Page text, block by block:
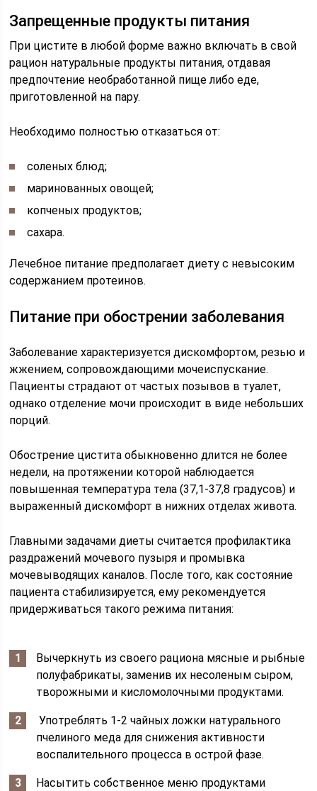
Запрещенные продукты питания
При цистите в любой форме важно включать в свой
рацион натуральные продукты питания, отдавая
предпочтение необработанной пище либо еде,
приготовленной на пару.
Необходимо полностью отказаться от:
соленых блюд;
маринованных овощей;
копченых продуктов;
сахара.
Лечебное питание предполагает диету с невысоким
содержанием протеинов.
Питание при обострении заболевания
Заболевание характеризуется дискомфортом, резью и
жжением, сопровождающими мочеиспускание.
Пациенты страдают от частых позывов в туалет,
однако отделение мочи происходит в виде небольших
порций.
Обострение цистита обыкновенно длится не более
недели, на протяжении которой наблюдается
повышенная температура тела (37,1-37,8 градусов) и
выраженный дискомфорт в нижних отделах живота.
Главными задачами диеты считается профилактика
раздражений мочевого пузыря и промывка
мочевыводящих каналов. После того, как состояние
пациента стабилизируется, ему рекомендуется
придерживаться такого режима питания:
Вычеркнуть из своего рациона мясные и рыбные
полуфабрикаты, заменив их несоленым сыром,
творожными и кисломолочными продуктами.
Употреблять 1-2 чайных ложки натурального
пчелиного меда для снижения активности
воспалительного процесса в острой фазе.
Насытить собственное меню продуктами